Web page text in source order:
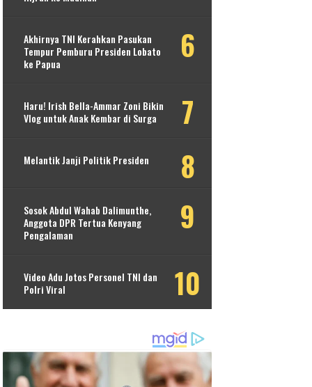
Akhirnya TNI Kerahkan Pasukan
Tempur Pemburu Presiden Lobato
ke Papua
Haru! Irish Bella-Ammar Zoni Bikin
Vlog untuk Anak Kembar di Surga
Melantik Janji Politik Presiden
Sosok Abdul Wahab Dalimunthe,
Anggota DPR Tertua Kenyang
Pengalaman
Video Adu Jotos Personel TNI dan
Polri Viral